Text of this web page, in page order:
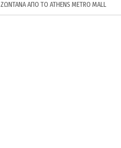
ΖΩΝΤΑΝΑ ΑΠΟ ΤΟ ATHENS METRO MALL